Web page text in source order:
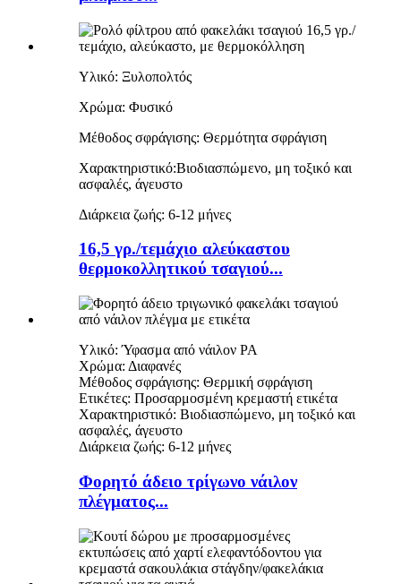
Υλικό: Ξυλοπολτός
Χρώμα: Φυσικό
Μέθοδος σφράγισης: Θερμότητα σφράγιση
Χαρακτηριστικό:Βιοδιασπώμενο, μη τοξικό και
ασφαλές, άγευστο
Διάρκεια ζωής: 6-12 μήνες
16,5 γρ./τεμάχιο αλεύκαστου
θερμοκολλητικού τσαγιού...
Υλικό: Ύφασμα από νάιλον PA
Χρώμα: Διαφανές
Μέθοδος σφράγισης: Θερμική σφράγιση
Ετικέτες: Προσαρμοσμένη κρεμαστή ετικέτα
Χαρακτηριστικό: Βιοδιασπώμενο, μη τοξικό και
ασφαλές, άγευστο
Διάρκεια ζωής: 6-12 μήνες
Φορητό άδειο τρίγωνο νάιλον
πλέγματος...